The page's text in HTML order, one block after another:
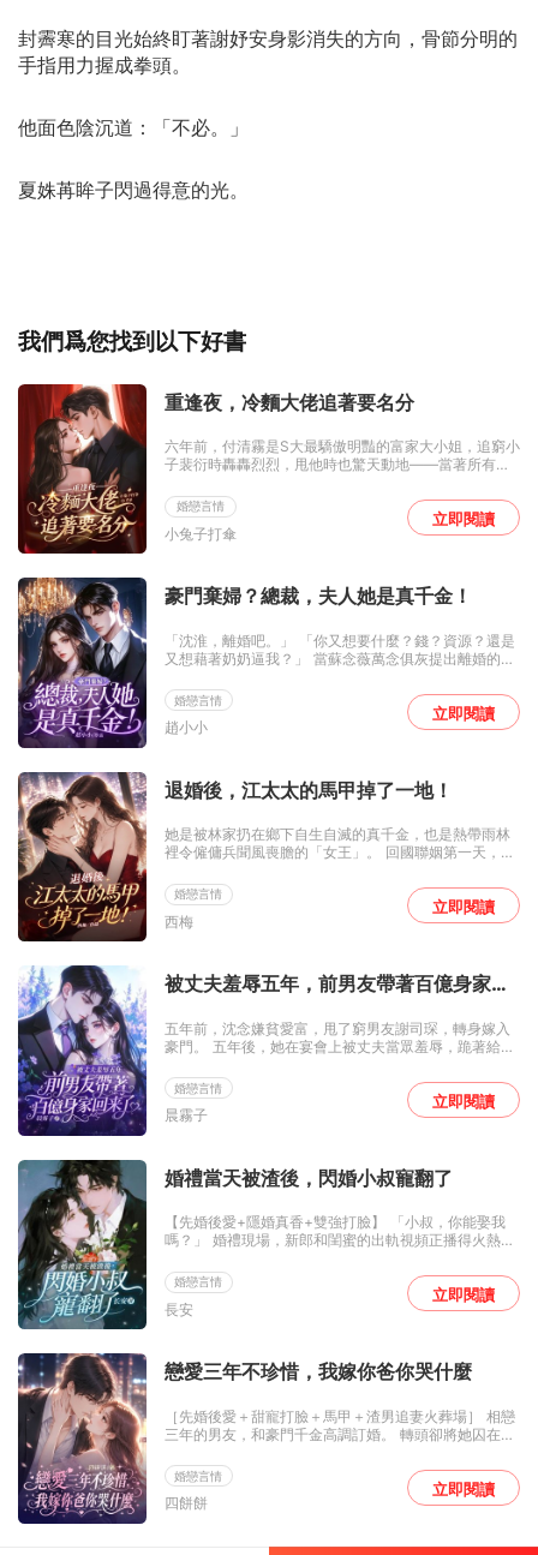
封霽寒的目光始終盯著謝妤安身影消失的方向，骨節分明的
手指用力握成拳頭。
他面色陰沉道：「不必。」
夏姝苒眸子閃過得意的光。
我們爲您找到以下好書
重逢夜，冷麵大佬追著要名分
婚戀言情
小兔子打傘
六年前，付清霧是S大最驕傲明豔的富家大小姐，追窮小
子裴衍時轟轟烈烈，甩他時也驚天動地——當著所有人
過。」 六年後重逢，他是收購她公司的商業新貴，她是
被家暴、為女兒醫藥費掙扎求生的酒吧服務員。 他帶著
恨意刁難她、羞辱她，想看她低頭認錯。 卻漸漸發現不
第九個月。 原來，她當年不是不愛他。 原來，她替他生
了個女兒。 原來，這六年的恨，全都是誤會。
立即閱讀
豪門棄婦？總裁，夫人她是真千金！
婚戀言情
趙小小
「沈淮，離婚吧。」 「你又想要什麼？錢？資源？還是
又想藉著奶奶逼我？」 當蘇念薇萬念俱灰提出離婚的時
話。 她不想告訴他，她剛經歷車禍，做完流產手術。 她
在他眼裡，不過是個趁虛而入、用奶奶當跳板的心機
女。 他娶她，純粹圖省事。 他心裡裝的是白月光楚晚
糾纏了他十一年，還懷過他的孩子，怎麼可能說不要就
不要？ 後來，她真的不要了。 沈淮以為她只是換個地方
再來見的時候，他才知道，自己真的失去她了。 他不知
道的是，她是蘇家最受寵的小公主。 那場差點要了她命
蘇念薇已經不再需要他了。
立即閱讀
退婚後，江太太的馬甲掉了一地！
婚戀言情
西梅
她是被林家扔在鄉下自生自滅的真千金，也是熱帶雨林
裡令僱傭兵聞風喪膽的「女王」。 回國聯姻第一天，繼
肆冷笑：「真以為我會娶一個村姑？」 他使勁手段，只
為逼退這個新婚妻子。 但江肆沒想到，他這個替嫁妻子
居然解決不了。 林泠單手撂倒了他派來的一隊頂級殺
來。 繼妹林嬌嬌頂著「中醫傳人」的名頭風光無限，卻
不知林泠才是真正的古派親傳。 江肆終於慌了。 他把人
一根泛著寒光的銀針，在他喉結處輕輕一劃，笑得肆
意：「你娶回家的村姑啊，驚喜嗎？」
立即閱讀
被丈夫羞辱五年，前男友帶著百億身家回
婚戀言情
晨霧子
五年前，沈念嫌貧愛富，甩了窮男友謝司琛，轉身嫁入
豪門。 五年後，她在宴會上被丈夫當眾羞辱，跪著給小
身家百億的商業新貴，身邊站著首富千金。 「好久不
見，念念。」他喊的親暱，聲音卻冷得像冰。 沈念不知
道，這個男人為了這一天，等了整整五年。 他恨她，卻
死，她替嫁豪門，成為全城的笑話。 丈夫視她如空氣，
婆婆拿她當工具，小三騎在她頭上。 她所有的隱忍，都
他。
立即閱讀
婚禮當天被渣後，閃婚小叔寵翻了
婚戀言情
長安
【先婚後愛+隱婚真香+雙強打臉】 「小叔，你能娶我
嗎？」 婚禮現場，新郎和閨蜜的出軌視頻正播得火熱，
著半張燒傷臉，冷冷看她：「不嫌我醜？」 「不嫌。」
「不嫌我殘？」 「我照顧你。」 「行，領證。」 本以
為是一場互不打擾的隱婚交易，誰知這男人白天高冷禁
刁難、渣男回頭、閨蜜作妖，溫晴忙著手撕極品，卻發
現當年母親的死，竟和陸家脫不了干係。 而那個說要護
憐變身陸太太，渣男悔得腸子都青了：「她是我老
婆！」 陸寒州冷笑：「叫嬸嬸。」
立即閱讀
戀愛三年不珍惜，我嫁你爸你哭什麼
婚戀言情
四餅餅
［先婚後愛＋甜寵打臉＋馬甲＋渣男追妻火葬場］ 相戀
三年的男友，和豪門千金高調訂婚。 轉頭卻將她囚在身
死離開，卻陰差陽錯嫁給薄家真正的掌權人。 那個傳聞
中不近女色，手段狠厲的活閻王薄靳言。 卻被造謠她為
了錢，攀附上了暴發戶老男人。 薄昀野嗤笑，「虞念
立即閱讀